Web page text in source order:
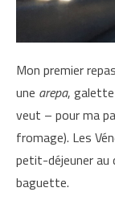
Mon premier
une arepa, galette
veut – pour ma
fromage). Les
petit-déjeuner au
baguette.